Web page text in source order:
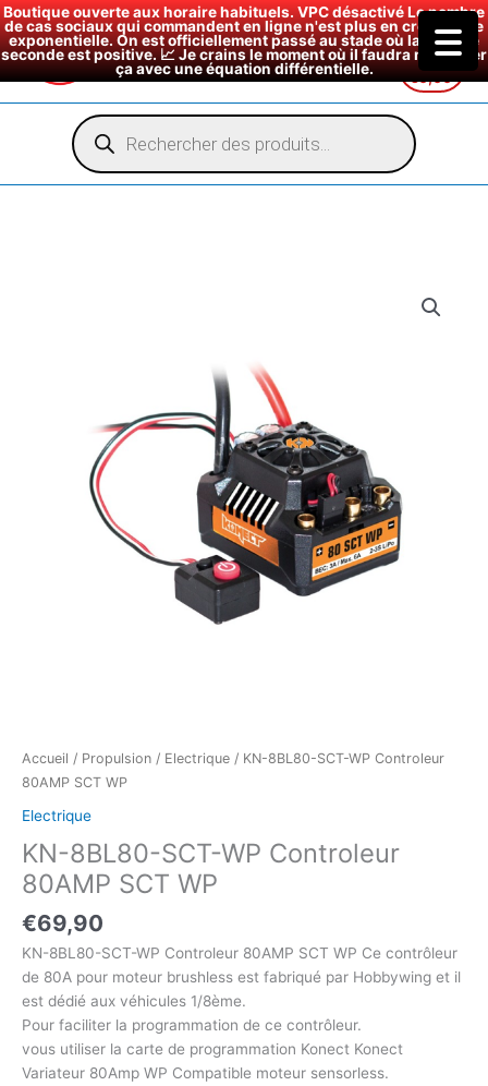
Boutique ouverte aux horaire habituels. VPC désactivé Le nombre
de cas sociaux qui commandent en ligne n'est plus en croissance
exponentielle. On est officiellement passé au stade où la dérivée
seconde est positive. 📈 Je crains le moment où il faudra modéliser
ça avec une équation différentielle.
€0,00
Recherche
de
produits
Accueil / Propulsion / Electrique / KN-8BL80-SCT-WP Controleur
80AMP SCT WP
Electrique
KN-8BL80-SCT-WP Controleur
80AMP SCT WP
€69,90
KN-8BL80-SCT-WP Controleur 80AMP SCT WP Ce contrôleur
de 80A pour moteur brushless est fabriqué par Hobbywing et il
est dédié aux véhicules 1/8ème.
Pour faciliter la programmation de ce contrôleur.
vous utiliser la carte de programmation Konect Konect
Variateur 80Amp WP Compatible moteur sensorless.